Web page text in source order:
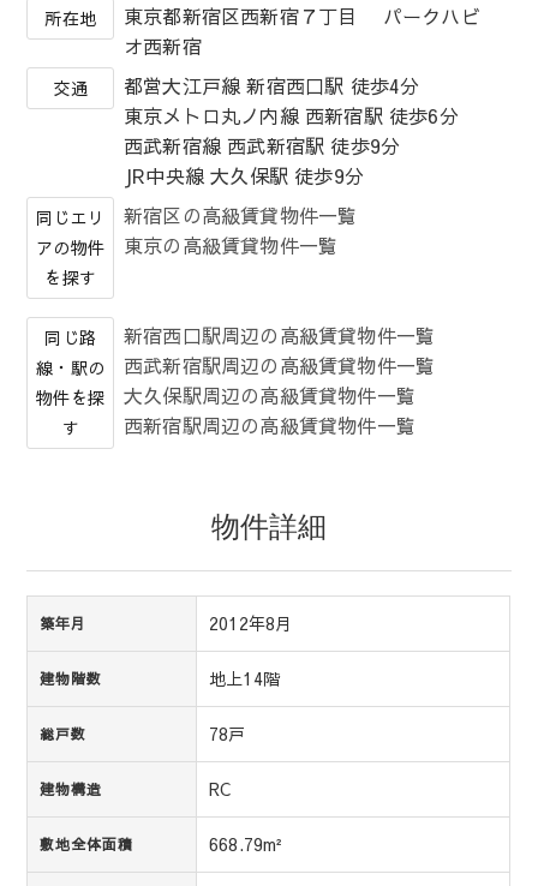
所在地
東京都新宿区西新宿７丁目 パークハビ
オ西新宿
交通
都営大江戸線 新宿西口駅 徒歩4分
東京メトロ丸ノ内線 西新宿駅 徒歩6分
西武新宿線 西武新宿駅 徒歩9分
JR中央線 大久保駅 徒歩9分
同じエリ
アの物件
を探す
新宿区の高級賃貸物件一覧
東京の高級賃貸物件一覧
同じ路
線・駅の
物件を探
す
新宿西口駅周辺の高級賃貸物件一覧
西武新宿駅周辺の高級賃貸物件一覧
大久保駅周辺の高級賃貸物件一覧
西新宿駅周辺の高級賃貸物件一覧
物件詳細
築年月 2012年8月
建物階数 地上14階
総戸数 78戸
建物構造 RC
敷地全体面積 668.79m²